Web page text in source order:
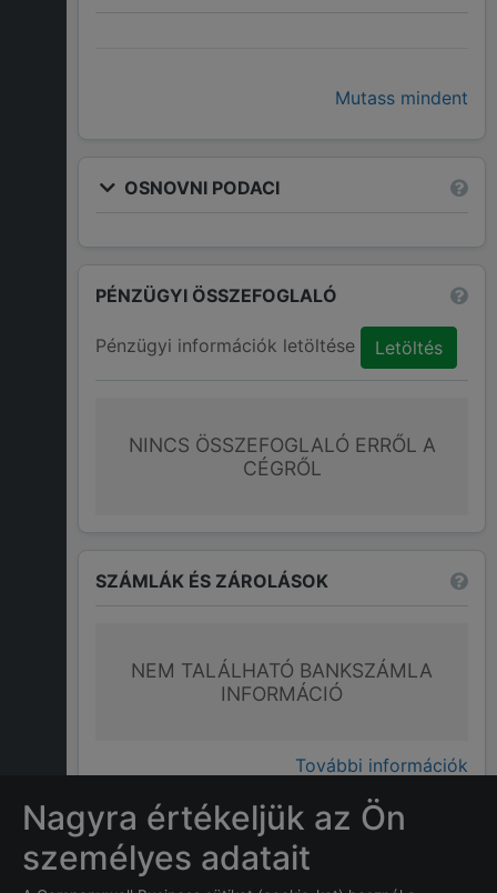
Mutass mindent
OSNOVNI PODACI
PÉNZÜGYI ÖSSZEFOGLALÓ
Pénzügyi információk letöltése Letöltés
NINCS ÖSSZEFOGLALÓ ERRŐL A
CÉGRŐL
SZÁMLÁK ÉS ZÁROLÁSOK
NEM TALÁLHATÓ BANKSZÁMLA
INFORMÁCIÓ
További információk
GYAKRAN ISMÉTELT KÉRDÉSEK
Nagyra értékeljük az Ön
személyes adatait